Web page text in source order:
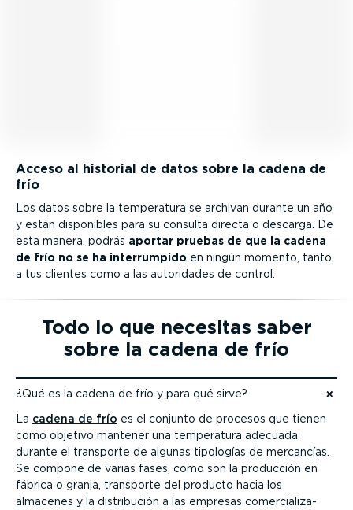
Acceso al historial de datos sobre la cadena de
frío
Los datos sobre la temperatura se archivan durante un año
y están disponibles para su consulta directa o descarga. De
esta manera, podrás aportar pruebas de que la cadena
de frío no se ha interrumpido en ningún momento, tanto
a tus clientes como a las autoridades de control.
Todo lo que necesitas saber
sobre la cadena de frío
¿Qué es la cadena de frío y para qué sirve?
Ir al contenido
La cadena de frío es el conjunto de procesos que tienen
como objetivo mantener una temperatura adecuada
durante el transporte de algunas tipologías de mercancías.
Se compone de varias fases, como son la producción en
fábrica o granja, transporte del producto hacia los
almacenes y la distri­bución a las empresas comer­cia­li­za­